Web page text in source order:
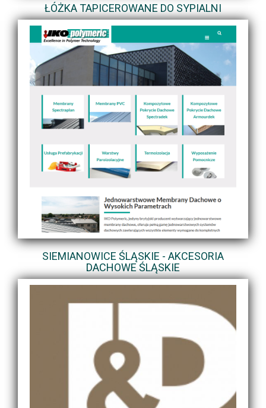
ŁÓŻKA TAPICEROWANE DO SYPIALNI
SIEMIANOWICE ŚLĄSKIE - AKCESORIA
DACHOWE ŚLĄSKIE